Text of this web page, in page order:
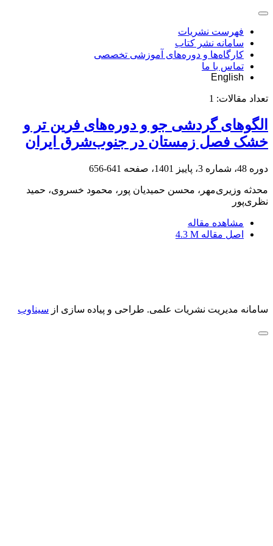
فهرست نشریات
سامانه نشر کتاب
کارگاه‌ها و دوره‌های آموزشی تخصصی
تماس با ما
English
تعداد مقالات: 1
الگوهای گردشی جو و دوره‌های فرین تر و
خشک فصل زمستان در جنوب‌شرق ایران
دوره 48، شماره 3، پاییز 1401، صفحه 641-656
محدثه وزیری‌مهر، محسن حمیدیان پور، محمود خسروی، حمید
نظری‌پور
مشاهده مقاله
اصل مقاله 4.3 M
سامانه مدیریت نشریات علمی. طراحی و پیاده سازی از سیناوب